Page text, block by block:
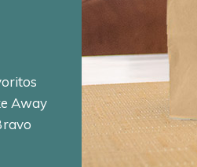
Away